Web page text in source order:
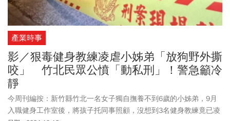
產業時事
影／狠毒健身教練凌虐小姊弟「放狗野外撕
咬」 竹北民眾公憤「動私刑」！警急籲冷
靜
今周刊編按：新竹縣竹北一名女子獨自撫養不到6歲的小姊弟，9月
入職健身工作室後，將孩子托同事照顧，沒想到3名健身教練竟已凌